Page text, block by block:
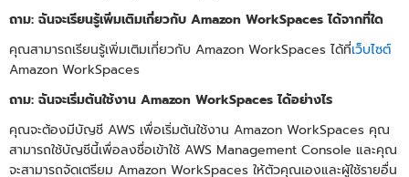
ถาม: ฉันจะเรียนรู้เพิ่มเติมเกี่ยวกับ Amazon WorkSpaces ได้จากที่ใด
คุณสามารถเรียนรู้เพิ่มเติมเกี่ยวกับ Amazon WorkSpaces ได้ที่เว็บไซต์
Amazon WorkSpaces
ถาม: ฉันจะเริ่มต้นใช้งาน Amazon WorkSpaces ได้อย่างไร
คุณจะต้องมีบัญชี AWS เพื่อเริ่มต้นใช้งาน Amazon WorkSpaces คุณ
สามารถใช้บัญชีนี้เพื่อลงชื่อเข้าใช้ AWS Management Console และคุณ
จะสามารถจัดเตรียม Amazon WorkSpaces ให้ตัวคุณเองและผู้ใช้รายอื่น